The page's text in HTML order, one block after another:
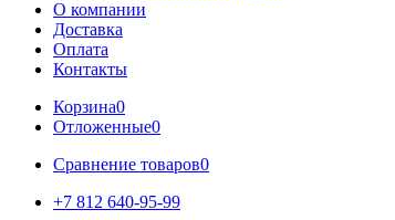
О компании
Доставка
Оплата
Контакты
Корзина0
Отложенные0
Сравнение товаров0
+7 812 640-95-99